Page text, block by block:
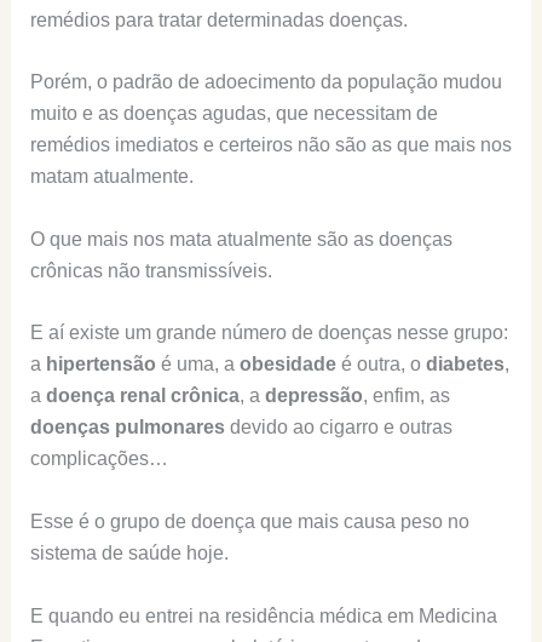
remédios para tratar determinadas doenças.
Porém, o padrão de adoecimento da população mudou
muito e as doenças agudas, que necessitam de
remédios imediatos e certeiros não são as que mais nos
matam atualmente.
O que mais nos mata atualmente são as doenças
crônicas não transmissíveis.
E aí existe um grande número de doenças nesse grupo:
a hipertensão é uma, a obesidadeé outra, o diabetes,
a doença renal crônica, a depressão, enfim, as
doenças pulmonaresdevido ao cigarro e outras
complicações…
Esse é o grupo de doença que mais causa peso no
sistema de saúde hoje.
E quando eu entrei na residência médica em Medicina